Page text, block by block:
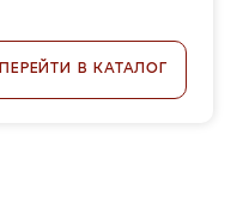
ПЕРЕЙТИ В КАТАЛОГ